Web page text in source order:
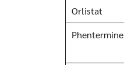
Orlistat
Phentermine